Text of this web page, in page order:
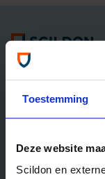
Toestemming
Deze website
Scildon en
Scildon
Lifestyle